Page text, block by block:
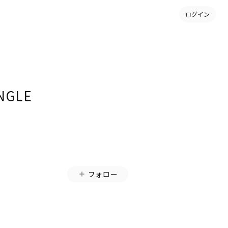
ログイン
フォロー